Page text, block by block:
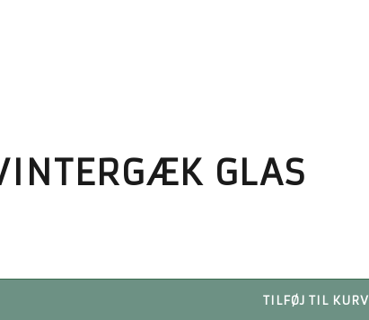
GLAS
TILFØJ TIL KURV